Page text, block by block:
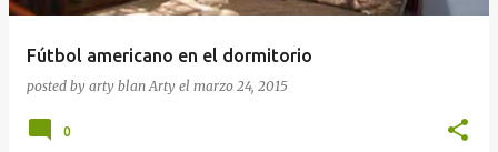
Fútbol americano en el dormitorio
posted by arty blanArty el marzo 24, 2015
0